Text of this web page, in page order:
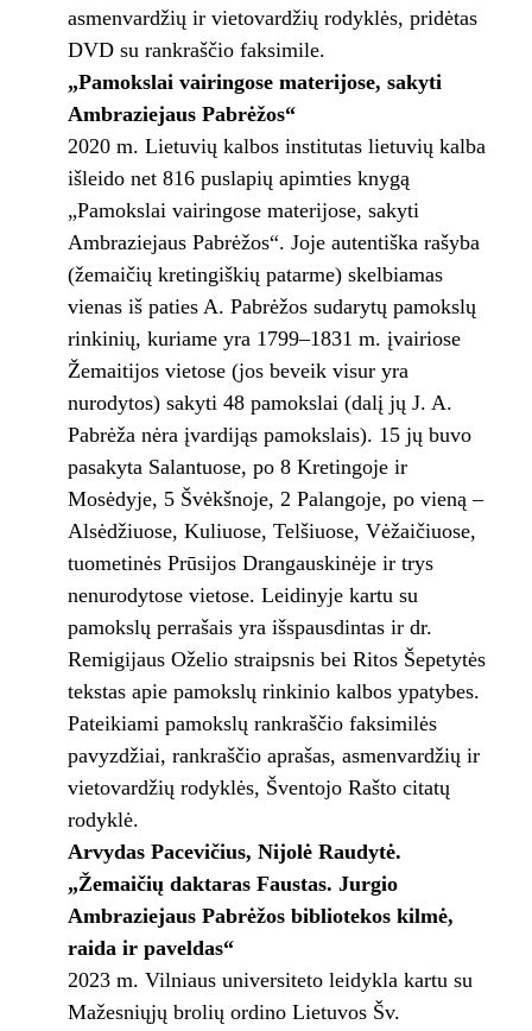
asmenvardžių ir vietovardžių rodyklės, pridėtas
DVD su rankraščio faksimile.
„Pamokslai vairingose materijose, sakyti
Ambraziejaus Pabrėžos“
2020 m. Lietuvių kalbos institutas lietuvių kalba
išleido net 816 puslapių apimties knygą
„Pamokslai vairingose materijose, sakyti
Ambraziejaus Pabrėžos“. Joje autentiška rašyba
(žemaičių kretingiškių patarme) skelbiamas
vienas iš paties A. Pabrėžos sudarytų pamokslų
rinkinių, kuriame yra 1799–1831 m. įvairiose
Žemaitijos vietose (jos beveik visur yra
nurodytos) sakyti 48 pamokslai (dalį jų J. A.
Pabrėža nėra įvardijąs pamokslais). 15 jų buvo
pasakyta Salantuose, po 8 Kretingoje ir
Mosėdyje, 5 Švėkšnoje, 2 Palangoje, po vieną –
Alsėdžiuose, Kuliuose, Telšiuose, Vėžaičiuose,
tuometinės Prūsijos Drangauskinėje ir trys
nenurodytose vietose. Leidinyje kartu su
pamokslų perrašais yra išspausdintas ir dr.
Remigijaus Oželio straipsnis bei Ritos Šepetytės
tekstas apie pamokslų rinkinio kalbos ypatybes.
Pateikiami pamokslų rankraščio faksimilės
pavyzdžiai, rankraščio aprašas, asmenvardžių ir
vietovardžių rodyklės, Šventojo Rašto citatų
rodyklė.
Arvydas Pacevičius, Nijolė Raudytė.
„Žemaičių daktaras Faustas. Jurgio
Ambraziejaus Pabrėžos bibliotekos kilmė,
raida ir paveldas“
2023 m. Vilniaus universiteto leidykla kartu su
Mažesniųjų brolių ordino Lietuvos Šv.